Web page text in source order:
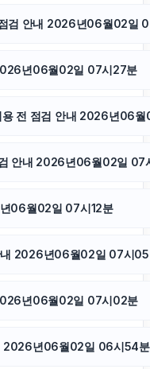
축구반티
검 안내 2026년06월02일
년06월02일 07시27분
용 전 점검 안내 2026년06
안내 2026년06월02일 07
06월02일 07시12분
내 2026년06월02일 07시
년06월02일 07시02분
2026년06월02일 06시54분